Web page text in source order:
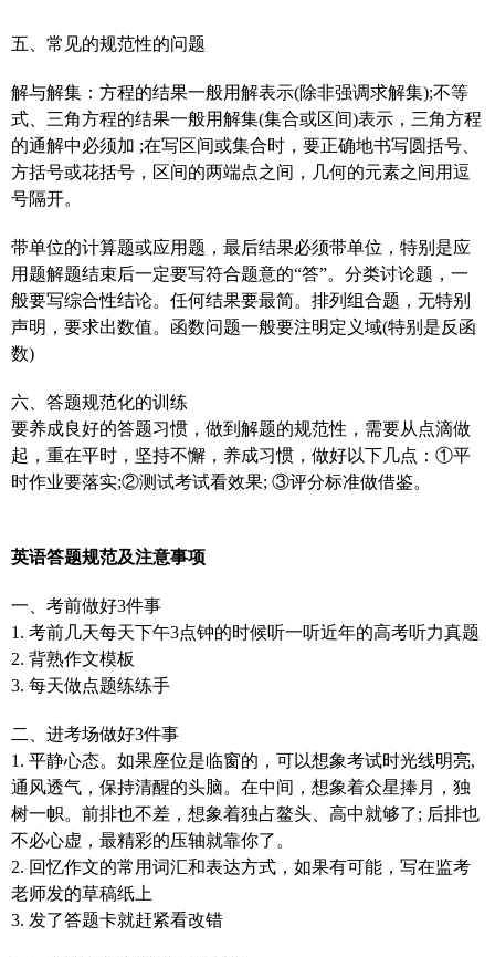
五、常见的规范性的问题
解与解集：方程的结果一般用解表示(除非强调求解集);不等
式、三角方程的结果一般用解集(集合或区间)表示，三角方程
的通解中必须加 ;在写区间或集合时，要正确地书写圆括号、
方括号或花括号，区间的两端点之间，几何的元素之间用逗
号隔开。
带单位的计算题或应用题，最后结果必须带单位，特别是应
用题解题结束后一定要写符合题意的“答”。分类讨论题，一
般要写综合性结论。任何结果要最简。排列组合题，无特别
声明，要求出数值。函数问题一般要注明定义域(特别是反函
数)
六、答题规范化的训练
要养成良好的答题习惯，做到解题的规范性，需要从点滴做
起，重在平时，坚持不懈，养成习惯，做好以下几点：①平
时作业要落实;②测试考试看效果; ③评分标准做借鉴。
英语答题规范及注意事项
一、考前做好3件事
1. 考前几天每天下午3点钟的时候听一听近年的高考听力真题
2. 背熟作文模板
3. 每天做点题练练手
二、进考场做好3件事
1. 平静心态。如果座位是临窗的，可以想象考试时光线明亮,
通风透气，保持清醒的头脑。在中间，想象着众星捧月，独
树一帜。前排也不差，想象着独占鳌头、高中就够了; 后排也
不必心虚，最精彩的压轴就靠你了。
2. 回忆作文的常用词汇和表达方式，如果有可能，写在监考
老师发的草稿纸上
3. 发了答题卡就赶紧看改错